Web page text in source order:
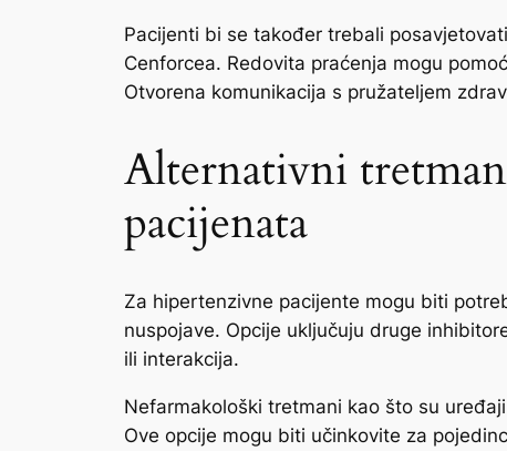
Pacijenti bi se također trebali
Cenforcea. Redovita praćenja mogu
Otvorena komunikacija s pružateljem
Alternativni
pacijenata
Za hipertenzivne pacijente mogu biti
nuspojave. Opcije uključuju druge
ili interakcija.
Nefarmakološki tretmani kao što su
Ove opcije mogu biti učinkovite za